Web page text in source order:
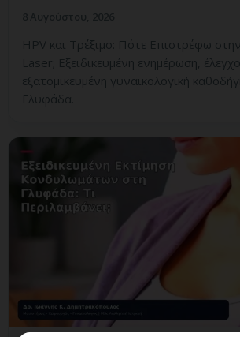
HPV και Τρέξιμο: Πότε Επιστρέφω
Laser; Εξειδικευμένη ενημέρωση,
εξατομικευμένη γυναικολογική
Γλυφάδα.